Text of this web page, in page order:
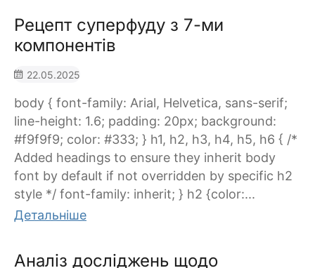
Рецепт суперфуду з 7-ми
компонентів
22.05.2025
body { font-family: Arial, Helvetica, sans-serif;
line-height: 1.6; padding: 20px; background:
#f9f9f9; color: #333; } h1, h2, h3, h4, h5, h6 { /*
Added headings to ensure they inherit body
font by default if not overridden by specific h2
style */ font-family: inherit; } h2 {color:...
Детальніше
Аналіз досліджень щодо